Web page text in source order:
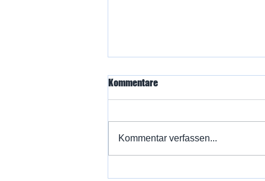
Kommentare
Kommentar verfassen...